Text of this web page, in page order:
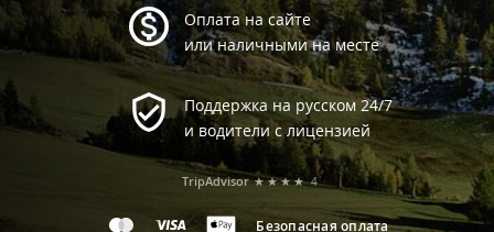
Оплата на сайте
или наличными на месте
Поддержка на русском 24/7
и водители с лицензией
Безопасная оплата
TripAdvisor ★★★★ 4